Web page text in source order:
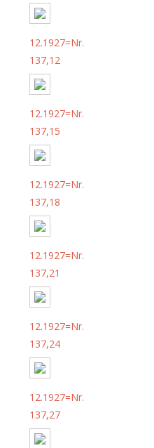
12.1927=Nr.
137,12
12.1927=Nr.
137,15
12.1927=Nr.
137,18
12.1927=Nr.
137,21
12.1927=Nr.
137,24
12.1927=Nr.
137,27